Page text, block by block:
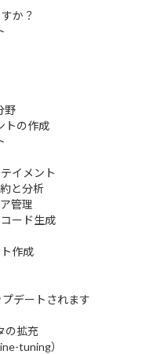
か？
野
トの作成
イメント
と分析
管理
ード生成
作成
デートされます
の拡充
tuning）